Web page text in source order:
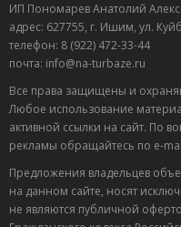
ИП Пономарев Анатолий
адрес: 627755, г. Ишим, ул.
телефон: 8 (922) 472-33-44
почта: info@na-turbaze.ru
Все права защищены и
Любое использование
активной ссылки на сайт. По
рекламы обращайтесь по e-
Предложения владельцев
на данном сайте, носят
не являются публичной